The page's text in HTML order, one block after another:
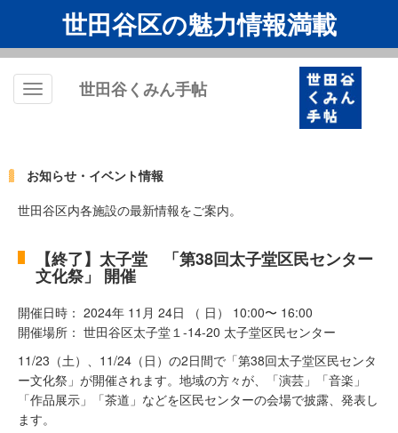
世田谷区の魅力情報満載
Toggle
世田谷くみん手帖
お知らせ・イベント情報
世田谷区内各施設の最新情報をご案内。
【終了】太子堂 「第38回太子堂区民センター
文化祭」 開催
開催日時： 2024年 11月 24日 （ 日） 10:00〜 16:00
開催場所： 世田谷区太子堂１-14-20 太子堂区民センター
11/23（土）、11/24（日）の2日間で「第38回太子堂区民センタ
ー文化祭」が開催されます。地域の方々が、「演芸」「音楽」
「作品展示」「茶道」などを区民センターの会場で披露、発表し
ます。